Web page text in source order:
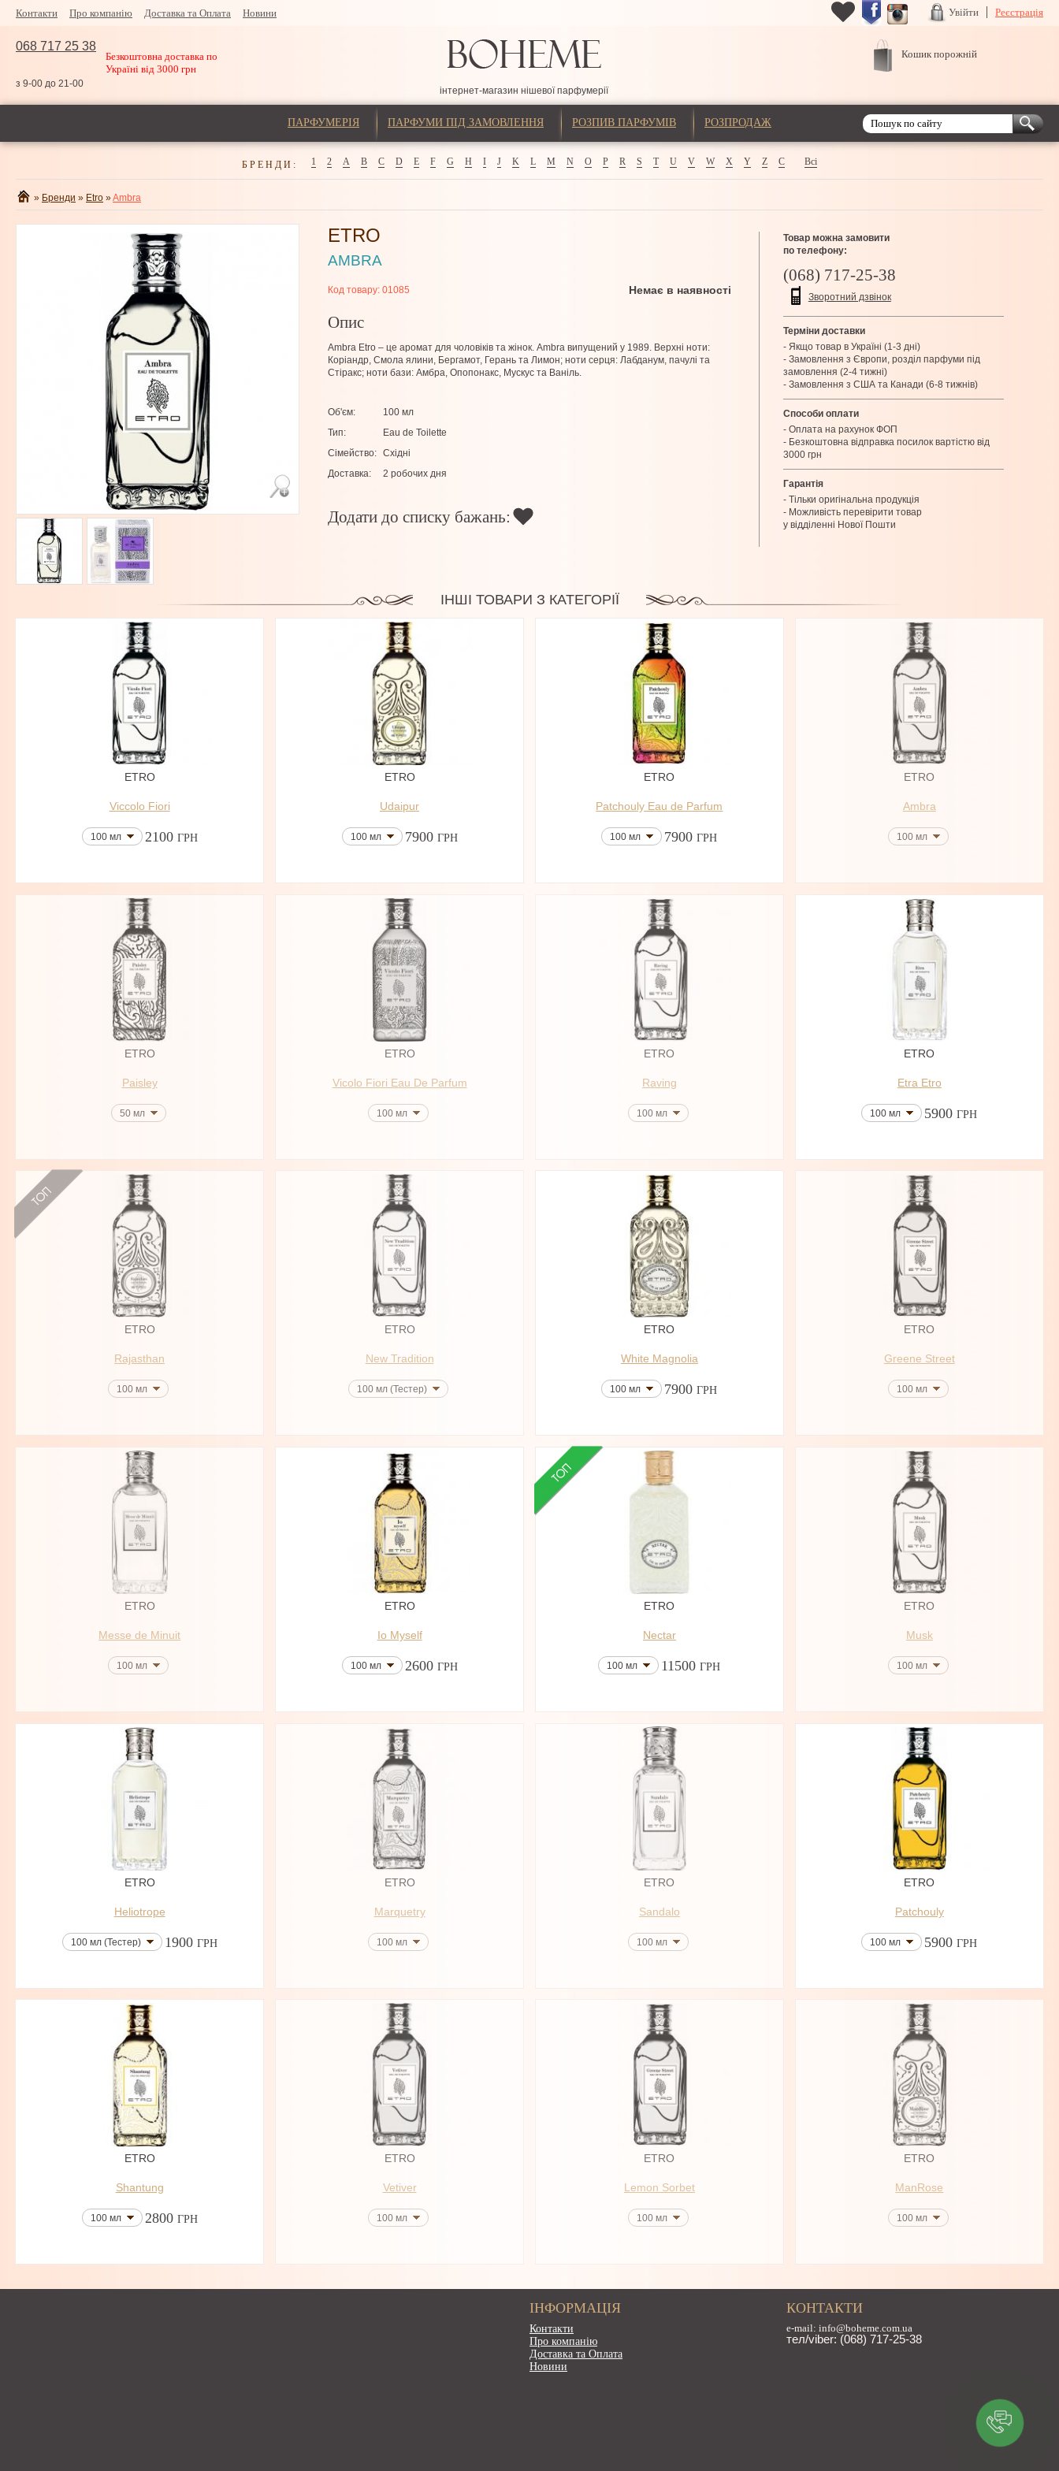
Контакти Про компанію Доставка та Оплата Новини Увійти Реєстрація
068 717 25 38
Безкоштовна доставка по
Україні від 3000 грн
з 9-00 до 21-00
інтернет-магазин нішевої парфумерії
Кошик порожній
ПАРФУМЕРІЯ ПАРФУМИ ПІД ЗАМОВЛЕННЯ РОЗПИВ ПАРФУМІВ РОЗПРОДАЖ
БРЕНДИ: 1 2 A B C D E F G H I J K L M N O P R S T U V W X Y Z С Всі
» Бренди » Etro »Ambra
ETRO
AMBRA
Код товару: 01085 Немає в наявності
Опис
Ambra Etro – це аромат для чоловіків та жінок. Ambra випущений у 1989. Верхні ноти:
Коріандр, Смола ялини, Бергамот, Герань та Лимон; ноти серця: Лабданум, пачулі та
Стіракс; ноти бази: Амбра, Опопонакс, Мускус та Ваніль.
Об'єм:
100 мл
Тип:
Eau de Toilette
Сімейство: Східні
Доставка:
2 робочих дня
Додати до списку бажань:
Товар можна замовити
по телефону:
(068) 717-25-38
Зворотний дзвінок
Терміни доставки
- Якщо товар в Україні (1-3 дні)
- Замовлення з Європи, розділ парфуми під
замовлення (2-4 тижні)
- Замовлення з США та Канади (6-8 тижнів)
Способи оплати
- Оплата на рахунок ФОП
- Безкоштовна відправка посилок вартістю від
3000 грн
Гарантія
- Тільки оригінальна продукція
- Можливість перевірити товар
у відділенні Нової Пошти
ІНШІ ТОВАРИ З КАТЕГОРІЇ
ETRO
Viccolo Fiori
100 мл 2100 ГРН
ETRO
Udaipur
100 мл 7900 ГРН
ETRO
Patchouly Eau de Parfum
100 мл 7900 ГРН
ETRO
Ambra
100 мл
ETRO
Paisley
50 мл
ETRO
Vicolo Fiori Eau De Parfum
100 мл
ETRO
Raving
100 мл
ETRO
Etra Etro
100 мл 5900 ГРН
ETRO
Rajasthan
100 мл
ETRO
New Tradition
100 мл (Тестер)
ETRO
White Magnolia
100 мл 7900 ГРН
ETRO
Greene Street
100 мл
ETRO
Messe de Minuit
100 мл
ETRO
Io Myself
100 мл 2600 ГРН
ETRO
Nectar
100 мл 11500 ГРН
ETRO
Musk
100 мл
ETRO
Heliotrope
100 мл (Тестер) 1900 ГРН
ETRO
Marquetry
100 мл
ETRO
Sandalo
100 мл
ETRO
Patchouly
100 мл 5900 ГРН
ETRO
Shantung
100 мл 2800 ГРН
ETRO
Vetiver
100 мл
ETRO
Lemon Sorbet
100 мл
ETRO
ManRose
100 мл
ІНФОРМАЦІЯ
Контакти
Про компанію
Доставка та Оплата
Новини
КОНТАКТИ
e-mail: info@boheme.com.ua
тел/viber: (068) 717-25-38